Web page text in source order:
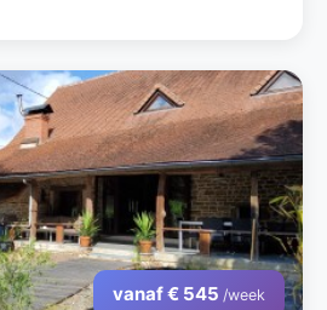
vanaf € 545 /week